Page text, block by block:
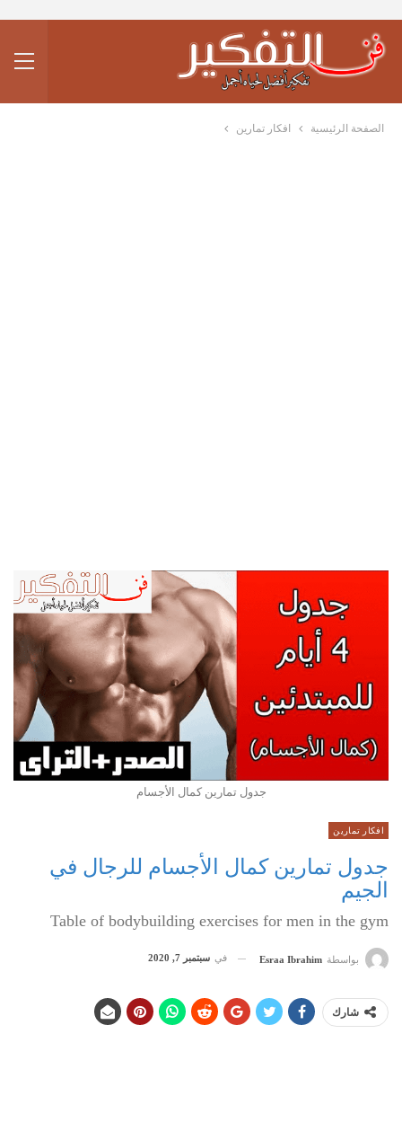
الصفحة الرئيسية افكار تمارين
جدول تمارين كمال الأجسام
افكار تمارين
جدول تمارين كمال الأجسام للرجال في
الجيم
Table of bodybuilding exercises for men in the gym
بواسطة Esraa Ibrahim في سبتمبر 7, 2020
شارك